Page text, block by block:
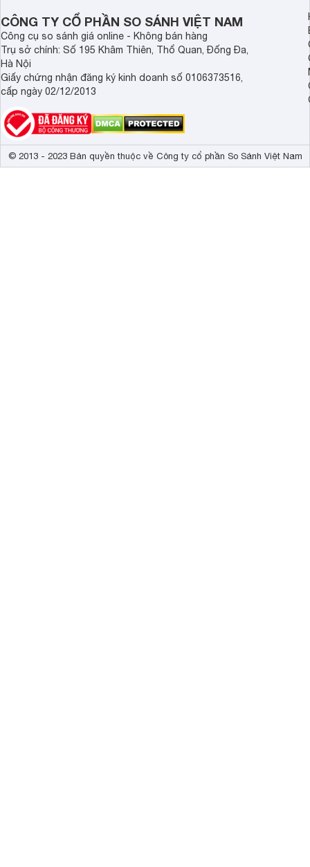
CÔNG TY CỔ PHẦN SO SÁNH VIỆT NAM
Công cụ so sánh giá online - Không bán hàng
Trụ sở chính: Số 195 Khâm Thiên, Thổ Quan, Đống Đa,
Hà Nội
Giấy chứng nhận đăng ký kinh doanh số 0106373516,
cấp ngày 02/12/2013
© 2013 - 2023 Bản quyền thuộc về Công ty cổ phần So Sánh Việt Nam